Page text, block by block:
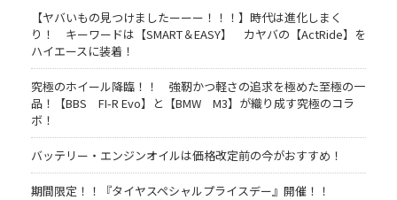
【ヤバいもの見つけましたーーー！！！】時代は進化しまく
り！ キーワードは【SMART＆EASY】 カヤバの【ActRide】を
ハイエースに装着！
究極のホイール降臨！！ 強靭かつ軽さの追求を極めた至極の一
品！【BBS FI-R Evo】と【BMW M3】が織り成す究極のコラ
ボ！
バッテリー・エンジンオイルは価格改定前の今がおすすめ！
期間限定！！『タイヤスペシャルプライスデー』開催！！